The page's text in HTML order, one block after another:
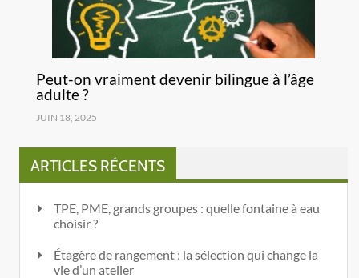
Peut-on vraiment devenir bilingue à l’âge
adulte ?
JUIN 18, 2025
ARTICLES RÉCENTS
TPE, PME, grands groupes : quelle fontaine à eau
choisir ?
Étagère de rangement : la sélection qui change la
vie d’un atelier